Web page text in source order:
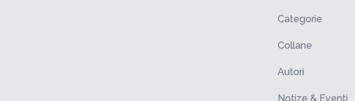
Categorie
Collane
Autori
Notize & Eventi